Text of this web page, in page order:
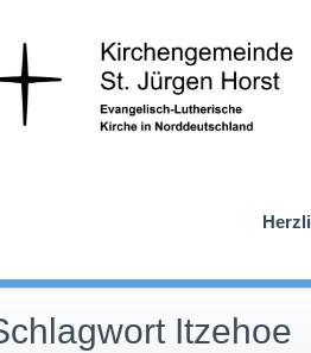
Itzehoe